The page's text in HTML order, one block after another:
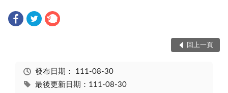
回上一頁
發布日期： 111-08-30
最後更新日期：111-08-30